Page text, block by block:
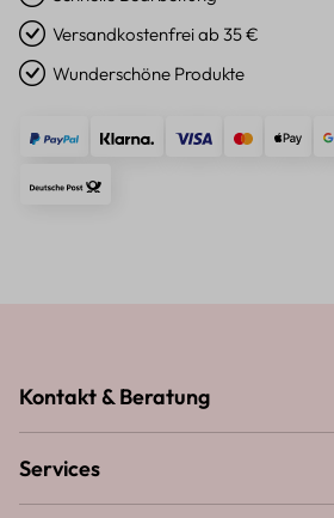
Versandkostenfrei ab 35 €
Wunderschöne Produkte
Kontakt & Beratung
Services